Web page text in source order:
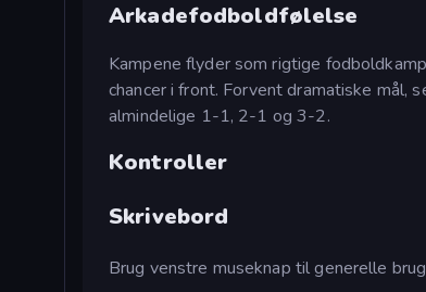
Arkadefodboldfølelse
Kampene flyder som rigtige
chancer i front. Forvent dramatiske mål,
almindelige 1-1, 2-1 og 3-2.
Kontroller
Skrivebord
Brug venstre museknap til generelle